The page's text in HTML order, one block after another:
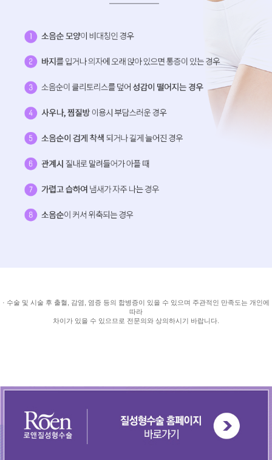
· 수술 및 시술 후 출혈, 감염, 염증 등의 합병증이 있을 수 있으며 주관적인 만족도는 개인에
따라
차이가 있을 수 있으므로 전문의와 상의하시기 바랍니다.